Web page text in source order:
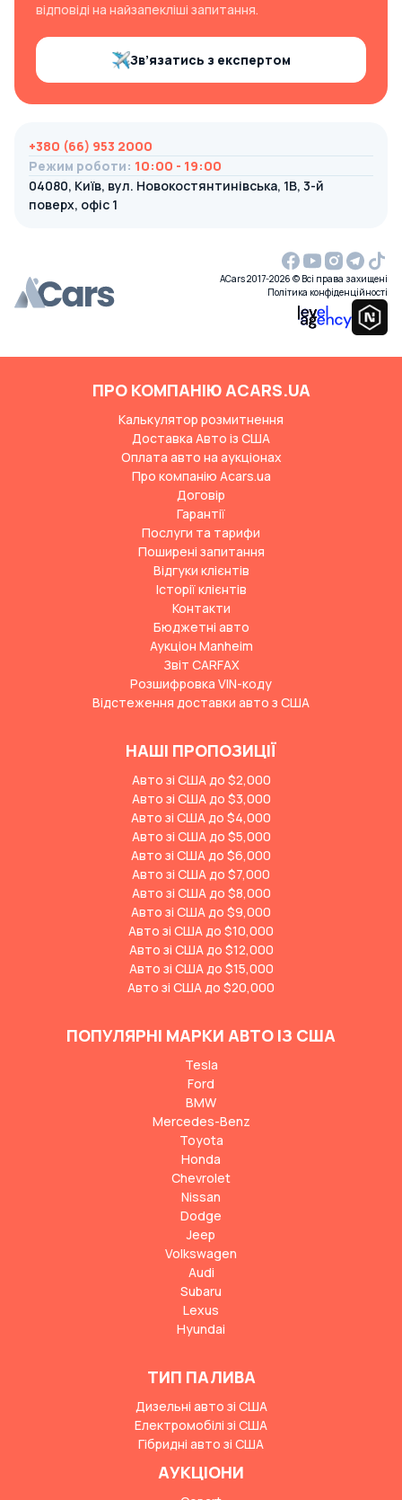
відповіді на найзапекліші запитання.
Зв’язатись з експертом
+380 (66) 953 2000
Режим роботи: 10:00 - 19:00
04080, Київ, вул. Новокостянтинівська, 1В, 3-й
поверх, офіс 1
ACars 2017-2026 © Всі права захищені
Політика конфіденційності
ПРО КОМПАНІЮ ACARS.UA
Калькулятор розмитнення
Доставка Авто із США
Оплата авто на аукціонах
Про компанію Acars.ua
Договір
Гарантії
Послуги та тарифи
Поширені запитання
Відгуки клієнтів
Історії клієнтів
Контакти
Бюджетні авто
Аукціон Manheim
Звіт CARFAX
Розшифровка VIN-коду
Відстеження доставки авто з США
НАШІ ПРОПОЗИЦІЇ
Авто зі США до $2,000
Авто зі США до $3,000
Авто зі США до $4,000
Авто зі США до $5,000
Авто зі США до $6,000
Авто зі США до $7,000
Авто зі США до $8,000
Авто зі США до $9,000
Авто зі США до $10,000
Авто зі США до $12,000
Авто зі США до $15,000
Авто зі США до $20,000
ПОПУЛЯРНІ МАРКИ АВТО ІЗ США
Tesla
Ford
BMW
Mercedes-Benz
Toyota
Honda
Chevrolet
Nissan
Dodge
Jeep
Volkswagen
Audi
Subaru
Lexus
Hyundai
ТИП ПАЛИВА
Дизельні авто зі США
Електромобілі зі США
Гібридні авто зі США
АУКЦІОНИ